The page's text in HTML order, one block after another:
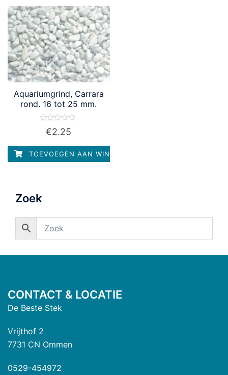
Aquariumgrind, Carrara
rond. 16 tot 25 mm.
Waardering
5
€2.25
TOEVOEGEN AAN WINKELWAGEN
Zoek
CONTACT & LOCATIE
De Beste Stek
Vrijthof 2
7731 CN Ommen
0529-454972